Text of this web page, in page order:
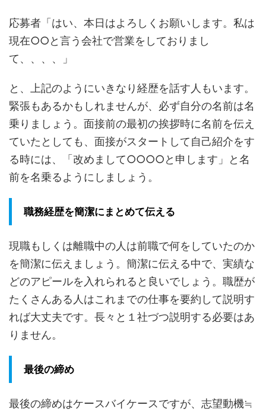
応募者「はい、本日はよろしくお願いします。私は
現在○○と言う会社で営業をしておりまし
て、、、、」
と、上記のようにいきなり経歴を話す人もいます。
緊張もあるかもしれませんが、必ず自分の名前は名
乗りましょう。面接前の最初の挨拶時に名前を伝え
ていたとしても、面接がスタートして自己紹介をす
る時には、「改めまして○○○○と申します」と名
前を名乗るようにしましょう。
職務経歴を簡潔にまとめて伝える
現職もしくは離職中の人は前職で何をしていたのか
を簡潔に伝えましょう。簡潔に伝える中で、実績な
どのアピールを入れられると良いでしょう。職歴が
たくさんある人はこれまでの仕事を要約して説明す
れば大丈夫です。長々と１社づつ説明する必要はあ
りません。
最後の締め
最後の締めはケースバイケースですが、志望動機≒